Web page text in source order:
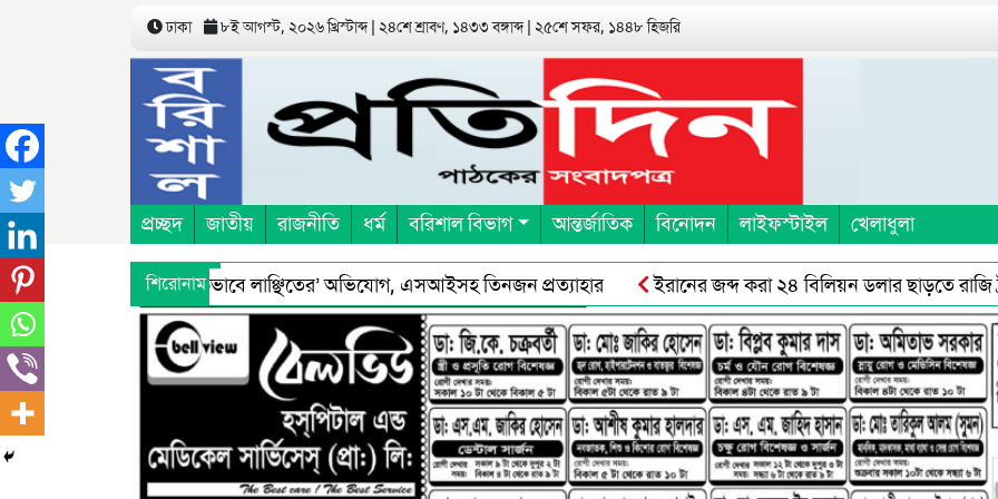
ঢাকা ৮ই আগস্ট, ২০২৬ খ্রিস্টাব্দ | ২৪শে শ্রাবণ, ১৪৩৩ বঙ্গাব্দ | ২৫শে সফর, ১৪৪৮ হিজরি
প্রচ্ছদ জাতীয় রাজনীতি ধর্ম বরিশাল বিভাগ আন্তর্জাতিক বিনোদন লাইফস্টাইল খেলাধুলা
শিরোনাম
তুলে নিয়ে ‘শারীরিকভাবে লাঞ্ছিতের’ অভিযোগ, এসআইসহ তিনজন প্রত্যাহার ইরানের জব্দ করা ২৪ বিলিয়ন ডলার ছাড়তে রাজি ট্রাম্প
স্বাস্থ্য অধিদফতরের মহাপরিচালকের হুশিয়ারী
বরিশালে শ্রমিকদের সঙ্গে ছাত্র-জনতার সংঘর্ষ, ॥ অবরোধের স্থান শ্রমিকরেদর